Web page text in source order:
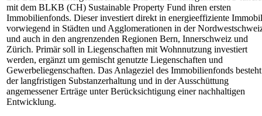
mit dem BLKB (CH) Sustainable Property Fund ihren ersten
Immobilienfonds. Dieser investiert direkt in energieeffiziente
vorwiegend in Städten und Agglomerationen in der
und auch in den angrenzenden Regionen Bern, Innerschweiz und
Zürich. Primär soll in Liegenschaften mit Wohnnutzung investiert
werden, ergänzt um gemischt genutzte Liegenschaften und
Gewerbeliegenschaften. Das Anlageziel des Immobilienfonds
der langfristigen Substanzerhaltung und in der Ausschüttung
angemessener Erträge unter Berücksichtigung einer nachhaltigen
Entwicklung.